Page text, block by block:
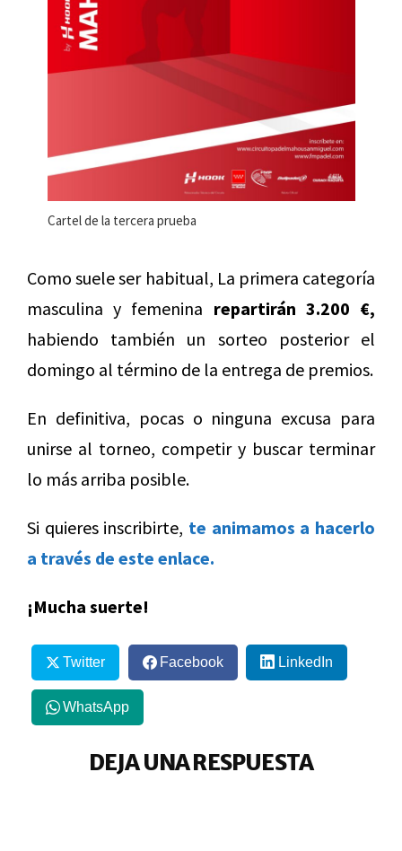
Cartel de la tercera prueba
Como suele ser habitual, La primera categoría
masculina y femenina repartirán 3.200 €,
habiendo también un sorteo posterior el
domingo al término de la entrega de premios.
En definitiva, pocas o ninguna excusa para
unirse al torneo, competir y buscar terminar
lo más arriba posible.
Si quieres inscribirte, te animamos a hacerlo
a través de este enlace.
¡Mucha suerte!
Twitter Facebook LinkedIn
WhatsApp
DEJA UNA RESPUESTA